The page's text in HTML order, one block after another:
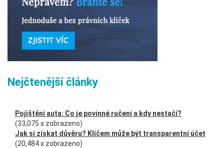
Nejčtenější články
Pojištění auta: Co je povinné ručení a kdy nestačí?
(33,075 x zobrazeno)
Jak si získat důvěru? Klíčem může být transparentní účet
(20,484 x zobrazeno)